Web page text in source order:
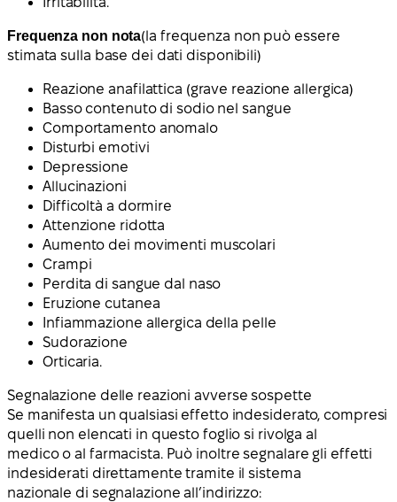
Frequenza non nota(la frequenza non può essere
stimata sulla base dei dati disponibili)
Reazione anafilattica (grave reazione allergica)
Basso contenuto di sodio nel sangue
Comportamento anomalo
Disturbi emotivi
Depressione
Allucinazioni
Difficoltà a dormire
Attenzione ridotta
Aumento dei movimenti muscolari
Crampi
Perdita di sangue dal naso
Eruzione cutanea
Infiammazione allergica della pelle
Sudorazione
Orticaria.
Segnalazione delle reazioni avverse sospette
Se manifesta un qualsiasi effetto indesiderato, compresi
quelli non elencati in questo foglio si rivolga al
medico o al farmacista. Può inoltre segnalare gli effetti
indesiderati direttamente tramite il sistema
nazionale di segnalazione all’indirizzo: